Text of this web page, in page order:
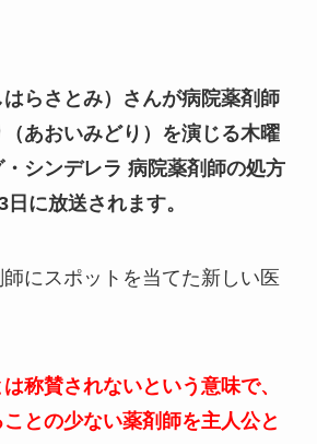
らさとみ）さんが病院薬剤師
あおいみどり）を演じる木曜
シンデレラ 病院薬剤師の処方
に放送されます。
にスポットを当てた新しい医
は称賛されないという意味で、
との少ない薬剤師を主人公と